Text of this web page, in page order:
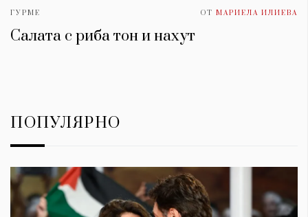
ГУРМЕ ОТ МАРИЕЛА ИЛИЕВА
Салата с риба тон и нахут
ПОПУЛЯРНО